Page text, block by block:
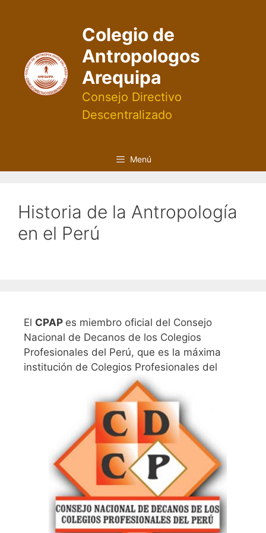
Colegio de
Antropologos
Arequipa
Consejo Directivo
Descentralizado
Menú
Historia de la Antropología
en el Perú
El CPAP es miembro oficial del Consejo
Nacional de Decanos de los Colegios
Profesionales del Perú, que es la máxima
institución de Colegios Profesionales del